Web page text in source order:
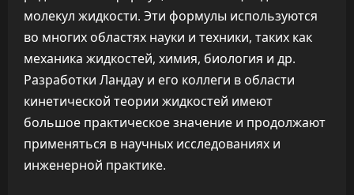
молекул жидкости. Эти формулы используются
во многих областях науки и техники, таких как
механика жидкостей, химия, биология и др.
Разработки Ландау и его коллеги в области
кинетической теории жидкостей имеют
большое практическое значение и продолжают
применяться в научных исследованиях и
инженерной практике.